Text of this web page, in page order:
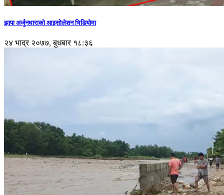
झापा अर्जुनधाराको आइसोलेशन भिडियोमा
२४ भाद्र २०७७, बुधबार १८:३६